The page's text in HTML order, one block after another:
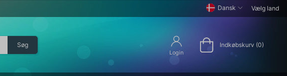
Dansk Vælg land
Søg
Login
Indkøbskurv (0)